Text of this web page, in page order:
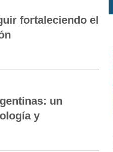
fortaleciendo el
un
y